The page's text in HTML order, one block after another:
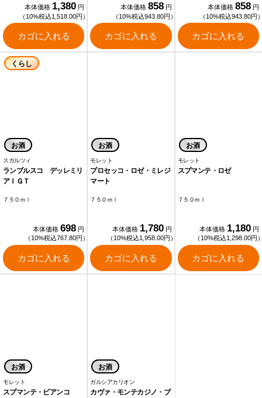
本体価格 1,380 円
（10%税込1,518.00円）
カゴに入れる
本体価格 858 円
（10%税込943.80円）
カゴに入れる
本体価格 858 円
（10%税込943.80円
カゴに入れる
くらし
お酒
スガルツィ
ランブルスコ デッレミリ
アＩＧＴ
７５０ｍｌ
本体価格 698 円
（10%税込767.80円）
カゴに入れる
お酒
モレット
プロセッコ・ロゼ・ミレジ
マート
７５０ｍｌ
本体価格 1,780 円
（10%税込1,958.00円）
カゴに入れる
お酒
モレット
スプマンテ・ロゼ
７５０ｍｌ
本体価格 1,180 円
（10%税込1,298.00円
カゴに入れる
お酒
モレット
スプマンテ・ビアンコ
お酒
ガルシアカリオン
カヴァ・モンテカジノ・ブ